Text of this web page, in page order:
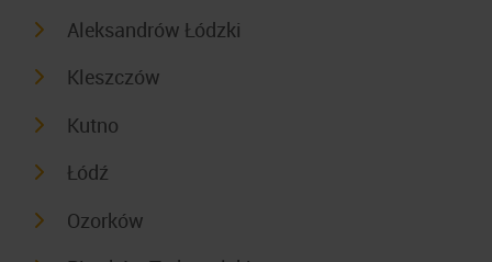
Aleksandrów Łódzki
Kleszczów
Kutno
Łódź
Ozorków